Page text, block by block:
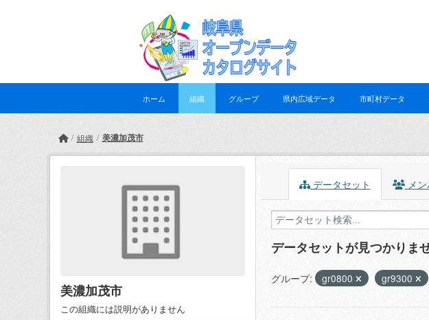
ホーム 組織 グループ 県内広域データ 市町村データ
組織 美濃加茂市
美濃加茂市
この組織には説明がありません
データセット メン
データセットが見つかりま
グループ: gr0800 gr9300